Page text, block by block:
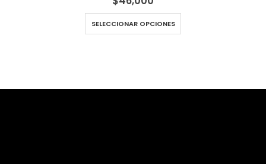
SELECCIONAR OPCIONES